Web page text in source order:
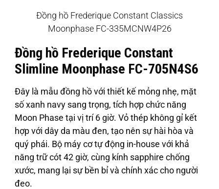
Đồng hồ Frederique Constant Classics
Moonphase FC-335MCNW4P26
Đồng hồ Frederique Constant
Slimline Moonphase FC-705N4S6
Đây là mẫu đồng hồ với thiết kế mỏng nhẹ, mặt
số xanh navy sang trọng, tích hợp chức năng
Moon Phase tại vị trí 6 giờ. Vỏ thép không gỉ kết
hợp với dây da màu đen, tạo nên sự hài hòa và
quý phái. Bộ máy cơ tự động in-house với khả
năng trữ cót 42 giờ, cùng kính sapphire chống
xước, mang lại sự bền bỉ và chính xác cho người
đeo.